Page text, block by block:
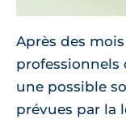
Après des
une possible
prévues par la